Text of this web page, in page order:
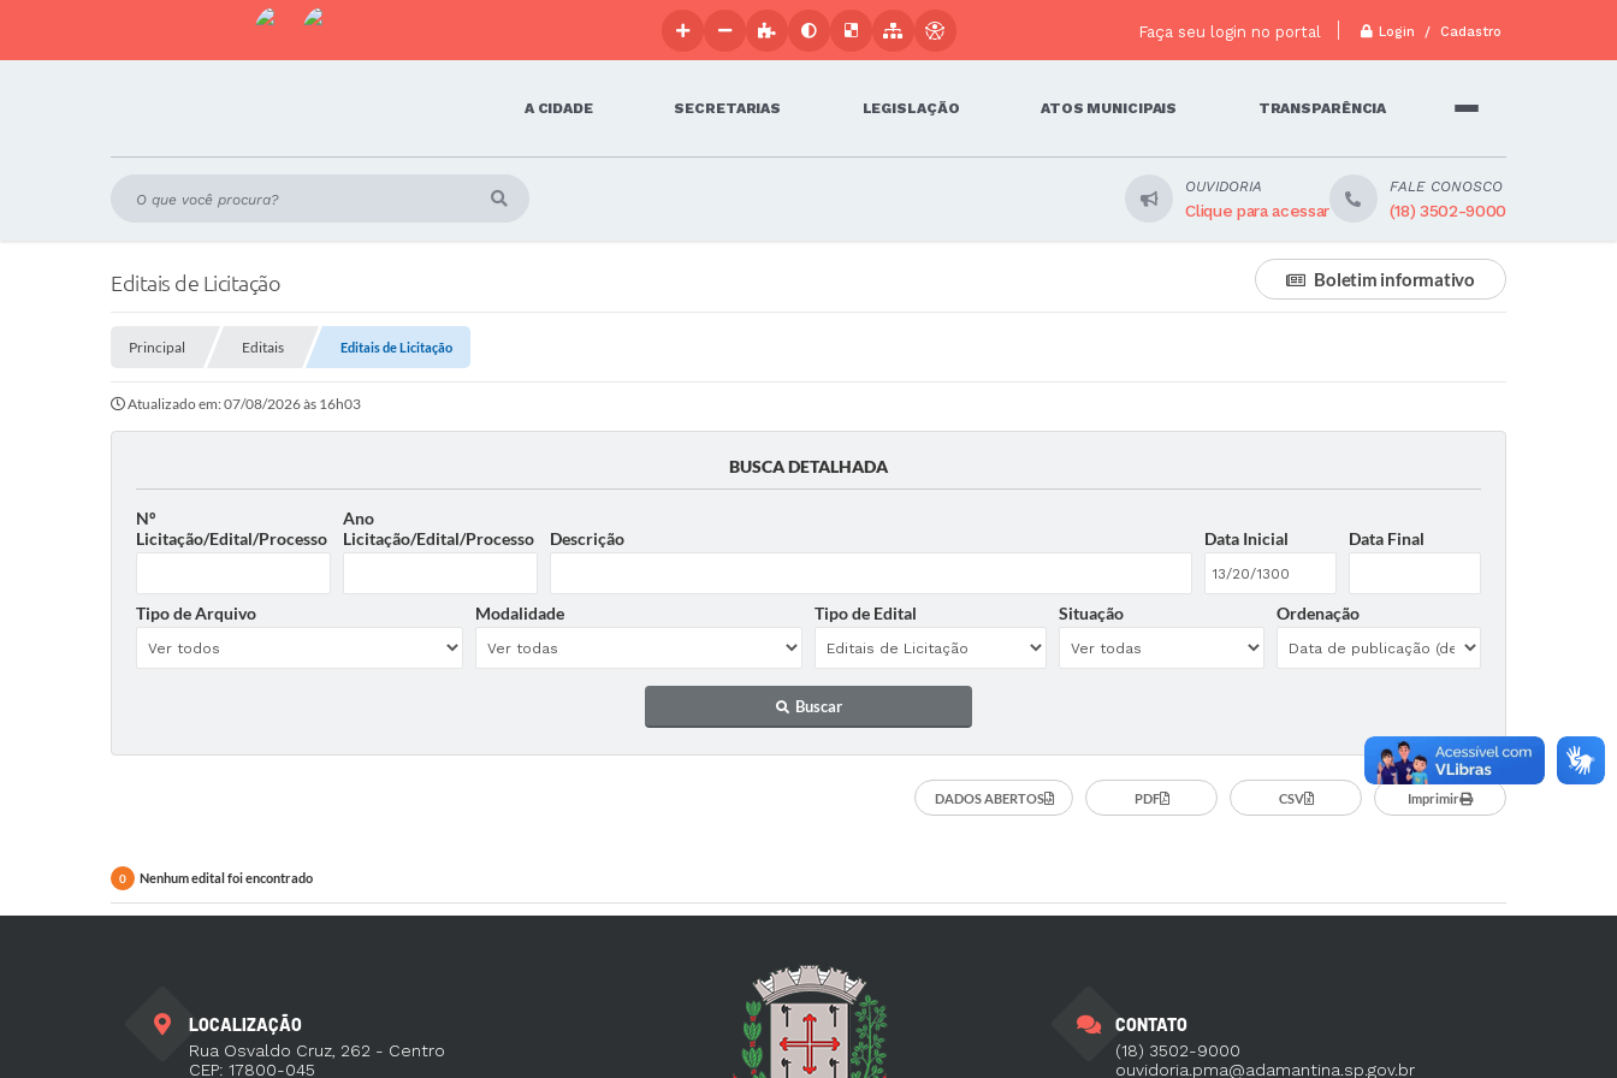
Faça seu login no portal Login / Cadastro
A CIDADE SECRETARIAS LEGISLAÇÃO ATOS MUNICIPAIS TRANSPARÊNCIA
OUVIDORIA
Clique para acessar
FALE CONOSCO
(18) 3502-9000
Editais de Licitação Boletim informativo
Principal Editais Editais de Licitação
Atualizado em: 07/08/2026 às 16h03
BUSCA DETALHADA
Nº
Licitação/Edital/Processo
Ano
Licitação/Edital/Processo
Descrição Data Inicial Data Final
Tipo de Arquivo Modalidade Tipo de Edital Situação Ordenação
Buscar
DADOS ABERTOS PDF CSV Imprimir
0 Nenhum edital foi encontrado
LOCALIZAÇÃO
Rua Osvaldo Cruz, 262 - Centro
CEP: 17800-045
CONTATO
(18) 3502-9000
ouvidoria.pma@adamantina.sp.gov.br